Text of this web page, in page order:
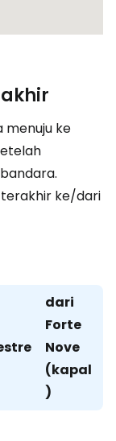
menuju ke
ke/dari
dari
Forte
Nove
(kapal
)